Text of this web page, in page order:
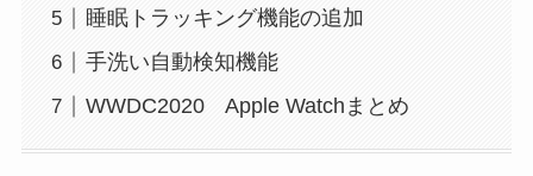
睡眠トラッキング機能の追加
手洗い自動検知機能
WWDC2020 Apple Watchまとめ